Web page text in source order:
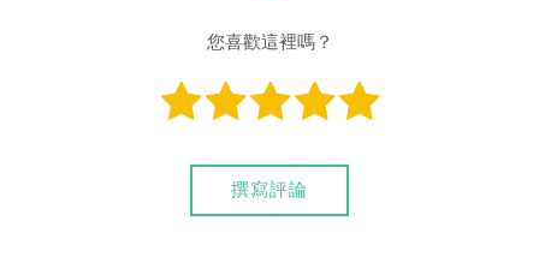
您喜歡這裡嗎？
撰寫評論